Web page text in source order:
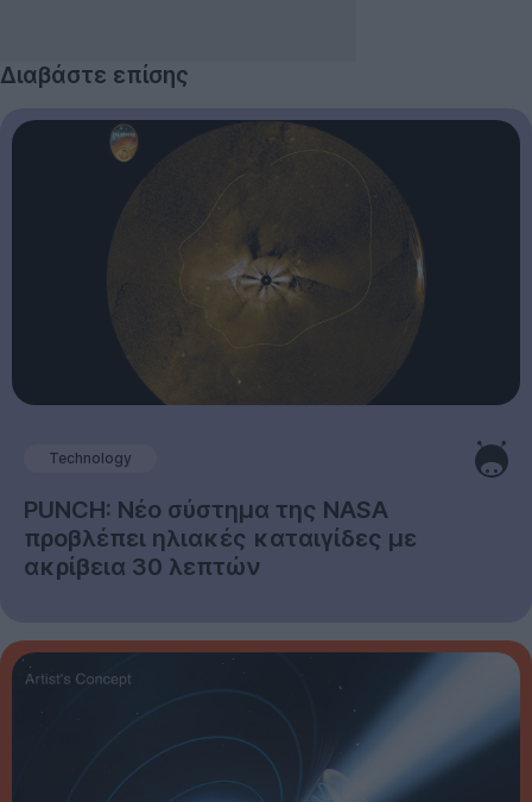
Διαβάστε επίσης
Technology
PUNCH: Νέο σύστημα της NASA
προβλέπει ηλιακές καταιγίδες με
ακρίβεια 30 λεπτών